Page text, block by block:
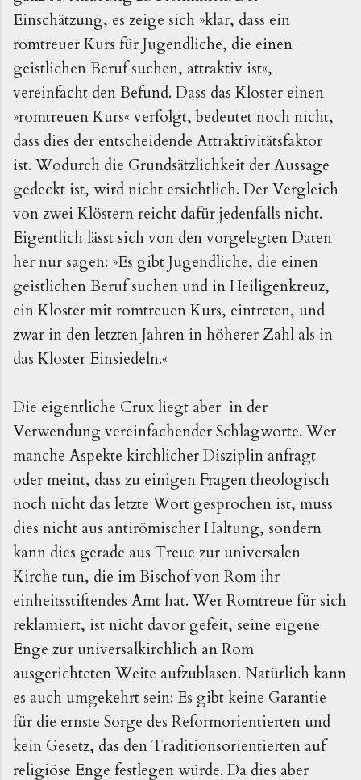
Einschätzung, es zeige sich »klar, dass ein
romtreuer Kurs für Jugendliche, die einen
geistlichen Beruf suchen, attraktiv ist«,
vereinfacht den Befund. Dass das Kloster einen
»romtreuen Kurs« verfolgt, bedeutet noch nicht,
dass dies der entscheidende Attraktivitätsfaktor
ist. Wodurch die Grundsätzlichkeit der Aussage
gedeckt ist, wird nicht ersichtlich. Der Vergleich
von zwei Klöstern reicht dafür jedenfalls nicht.
Eigentlich lässt sich von den vorgelegten Daten
her nur sagen: »Es gibt Jugendliche, die einen
geistlichen Beruf suchen und in Heiligenkreuz,
ein Kloster mit romtreuen Kurs, eintreten, und
zwar in den letzten Jahren in höherer Zahl als in
das Kloster Einsiedeln.«
Die eigentliche Crux liegt aber in der
Verwendung vereinfachender Schlagworte. Wer
manche Aspekte kirchlicher Disziplin anfragt
oder meint, dass zu einigen Fragen theologisch
noch nicht das letzte Wort gesprochen ist, muss
dies nicht aus antirömischer Haltung, sondern
kann dies gerade aus Treue zur universalen
Kirche tun, die im Bischof von Rom ihr
einheitsstiftendes Amt hat. Wer Romtreue für sich
reklamiert, ist nicht davor gefeit, seine eigene
Enge zur universalkirchlich an Rom
ausgerichteten Weite aufzublasen. Natürlich kann
es auch umgekehrt sein: Es gibt keine Garantie
für die ernste Sorge des Reformorientierten und
kein Gesetz, das den Traditionsorientierten auf
religiöse Enge festlegen würde. Da dies aber